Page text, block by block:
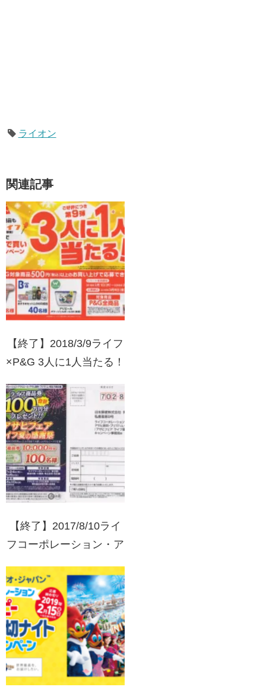
ライオン
関連記事
【終了】2018/3/9ライフ
×P&G 3人に1人当たる！
買いキャンペーン 第9弾
【終了】2017/8/10ライ
フコーポレーション・ア
料・プリマハム・明治
アサヒフェア ライフ夏
の感謝祭